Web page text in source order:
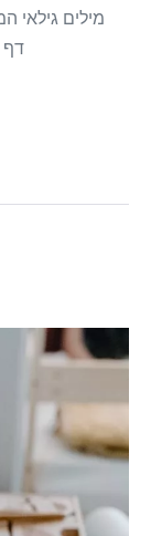
מילים גילאי
דף